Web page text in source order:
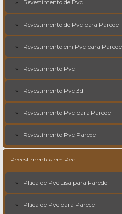
Revestimento de Pvc
Revestimento de Pvc para Parede
Revestimento em Pvc para Parede
Revestimento Pvc
Revestimento Pvc 3d
Revestimento Pvc para Parede
Revestimento Pvc Parede
Revestimentos em Pvc
Placa de Pvc Lisa para Parede
Placa de Pvc para Parede